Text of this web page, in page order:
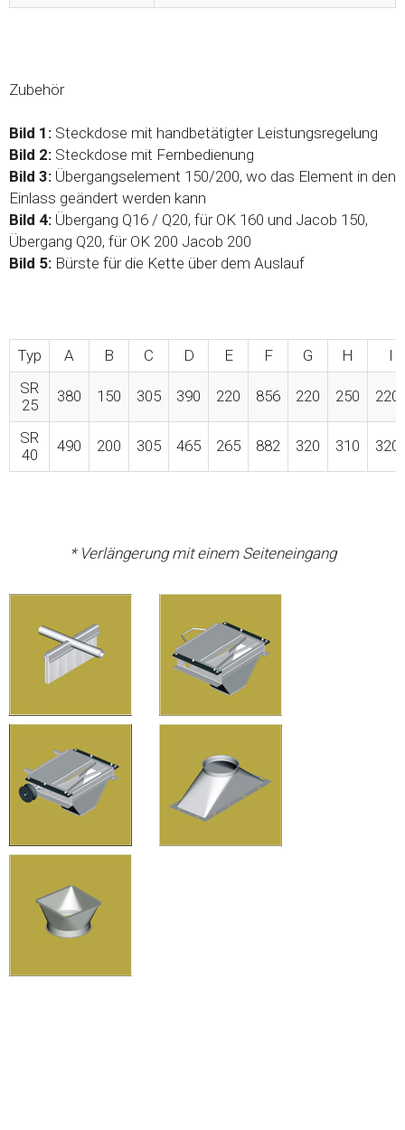
Zubehör
Bild 1: Steckdose mit handbetätigter Leistungsregelung
Bild 2: Steckdose mit Fernbedienung
Bild 3: Übergangselement 150/200, wo das Element in den
Einlass geändert werden kann
Bild 4: Übergang Q16 / Q20, für OK 160 und Jacob 150,
Übergang Q20, für OK 200 Jacob 200
Bild 5: Bürste für die Kette über dem Auslauf
Typ A B C D E F G H
I
SR
25
380 150 305 390 220 856 220 250 220*
SR
40
490 200 305 465 265 882 320 310 320*
* Verlängerung mit einem Seiteneingang